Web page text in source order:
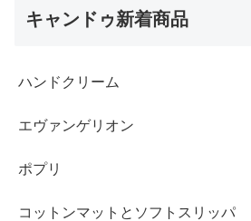
キャンドゥ新着商品
ハンドクリーム
エヴァンゲリオン
ポプリ
コットンマットとソフトスリッパ